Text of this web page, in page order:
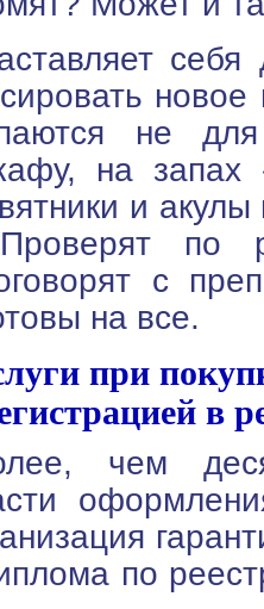
не
на запах
и
по
с
на все.
при
в
чем
по